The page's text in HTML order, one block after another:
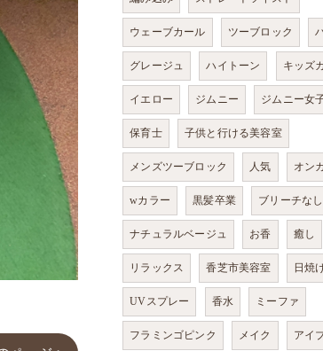
ウェーブカール ツーブロック
グレージュ ハイトーン キッズ
イエロー ジムニー ジムニー女
保育士 子供と行ける美容室
メンズツーブロック 人気 オン
wカラー 黒髪卒業 ブリーチなし
ナチュラルベージュ お香 癒し
リラックス 香芝市美容室 日焼
UVスプレー 香水 ミーファ
フラミンゴピンク メイク アイ